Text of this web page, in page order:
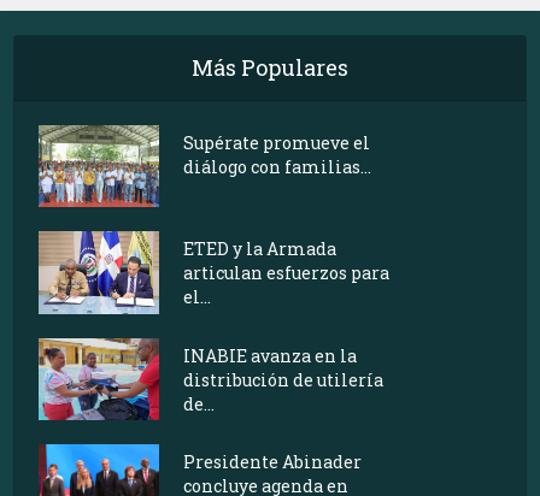
Más Populares
Supérate promueve el
diálogo con familias...
ETED y la Armada
articulan esfuerzos para
el...
INABIE avanza en la
distribución de utilería
de...
Presidente Abinader
concluye agenda en